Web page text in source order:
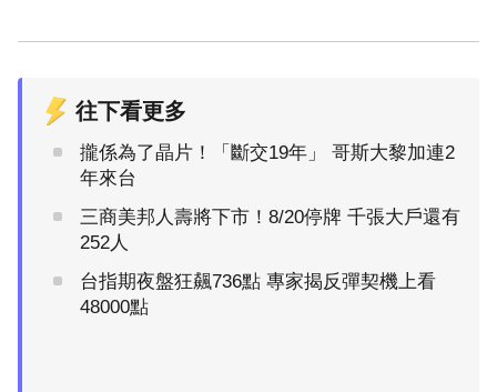
往下看更多
攏係為了晶片！「斷交19年」 哥斯大黎加連2
年來台
三商美邦人壽將下市！8/20停牌 千張大戶還有
252人
台指期夜盤狂飆736點 專家揭反彈契機上看
48000點